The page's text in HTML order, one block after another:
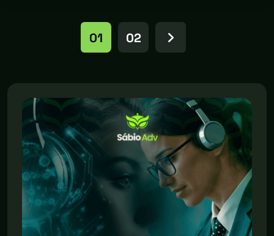
01 02